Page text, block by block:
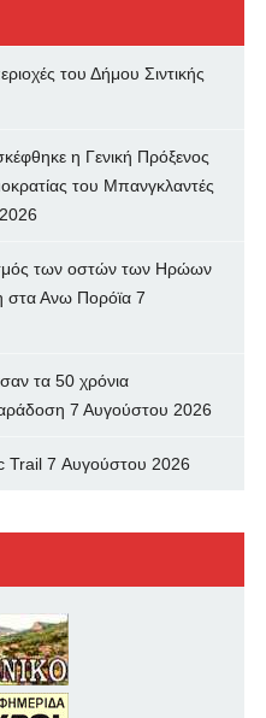
του Δήμου Σιντικής
η Γενική Πρόξενος
του Μπανγκλαντές
των oστών των Ηρώων
στα Ανω Πορόϊα 7
τα 50 χρόνια
7 Αυγούστου 2026
Trail 7 Αυγούστου 2026